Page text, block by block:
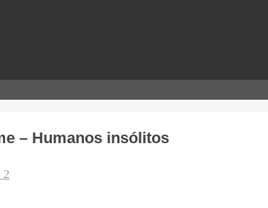
– Humanos insólitos
2